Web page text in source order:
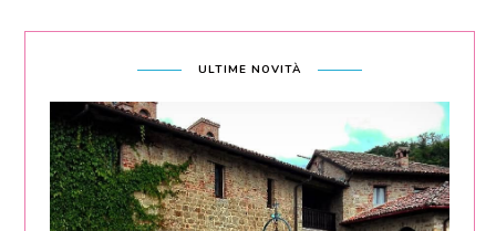
ULTIME NOVITÀ